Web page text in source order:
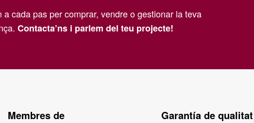
a cada pas per comprar, vendre o gestionar la teva
Contacta’ns i parlem del teu projecte!
Membres de Garantía de qualitat